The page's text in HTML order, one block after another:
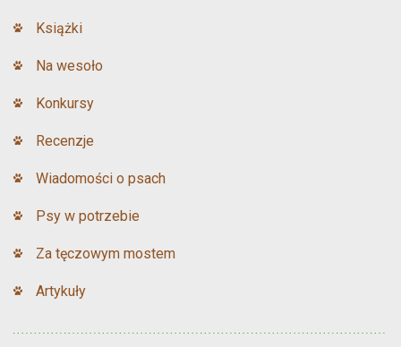
Książki
Na wesoło
Konkursy
Recenzje
Wiadomości o psach
Psy w potrzebie
Za tęczowym mostem
Artykuły